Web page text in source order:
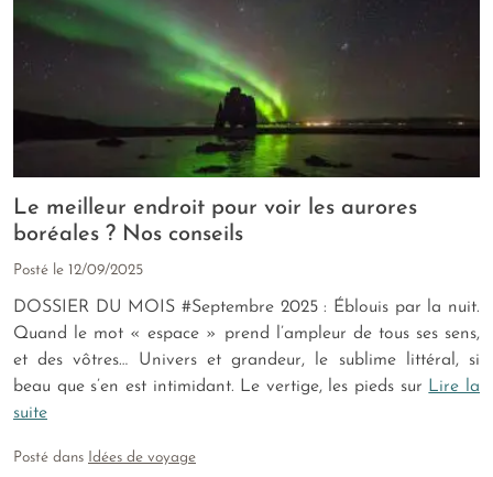
Le meilleur endroit pour voir les aurores
boréales ? Nos conseils
Posté le 12/09/2025
DOSSIER DU MOIS #Septembre 2025 : Éblouis par la nuit.
Quand le mot « espace » prend l’ampleur de tous ses sens,
et des vôtres… Univers et grandeur, le sublime littéral, si
beau que s’en est intimidant. Le vertige, les pieds sur Lire la
suite
Posté dans Idées de voyage